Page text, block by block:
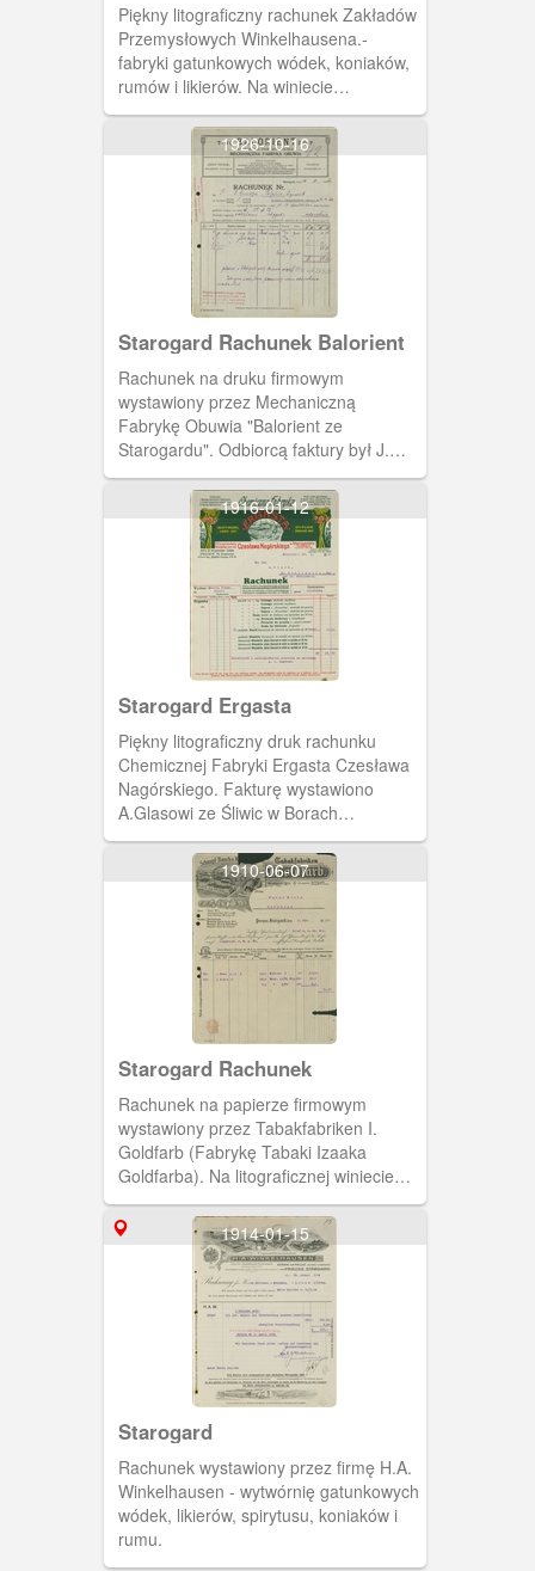
Piękny litograficzny rachunek Zakładów
Przemysłowych Winkelhausena.-
fabryki gatunkowych wódek, koniaków,
rumów i likierów. Na winiecie
przedstawiono widok na macierzyste
zakłady w Starogardzie, oraz dwie filie:
W Toruniu (rafineria spirytusu) i w
Gensac la Pallue we Francji (
wypalarnia win). W lewym górnym rogu
pieczęć Generalnego Przedstawiciela
firmy Jana Cynka z Poznania.
1926-10-16
Starogard Rachunek Balorient
Rachunek na druku firmowym
wystawiony przez Mechaniczną
Fabrykę Obuwia "Balorient ze
Starogardu". Odbiorcą faktury był J.
Grucza z Pelplina.
1916-01-12
Starogard Ergasta
Piękny litograficzny druk rachunku
Chemicznej Fabryki Ergasta Czesława
Nagórskiego. Fakturę wystawiono
A.Glasowi ze Śliwic w Borach
Tucholskich.
1910-06-07
Starogard Rachunek
Rachunek na papierze firmowym
wystawiony przez Tabakfabriken I.
Goldfarb (Fabrykę Tabaki Izaaka
Goldfarba). Na litograficznej winiecie
pokazano widok na zakłady Goldfarba i
medale przyznane zakładom za wysoką
jakość produktów. Adresatem faktury
jest Peter Wiebe z Lubieszewa na
Żuławach.
1914-01-15
Starogard
Rachunek wystawiony przez firmę H.A.
Winkelhausen - wytwórnię gatunkowych
wódek, likierów, spirytusu, koniaków i
rumu.